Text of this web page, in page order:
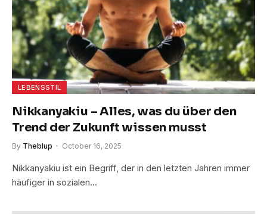
LEBENSSTIL
Nikkanyakiu – Alles, was du über den
Trend der Zukunft wissen musst
By Theblup October 16, 2025
Nikkanyakiu ist ein Begriff, der in den letzten Jahren immer
häufiger in sozialen…